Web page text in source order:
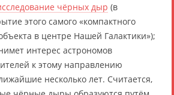
чёрных дыр (в
этого самого «компактного
в центре Нашей Галактики»);
интерес астрономов
к этому направлению
несколько лет. Считается,